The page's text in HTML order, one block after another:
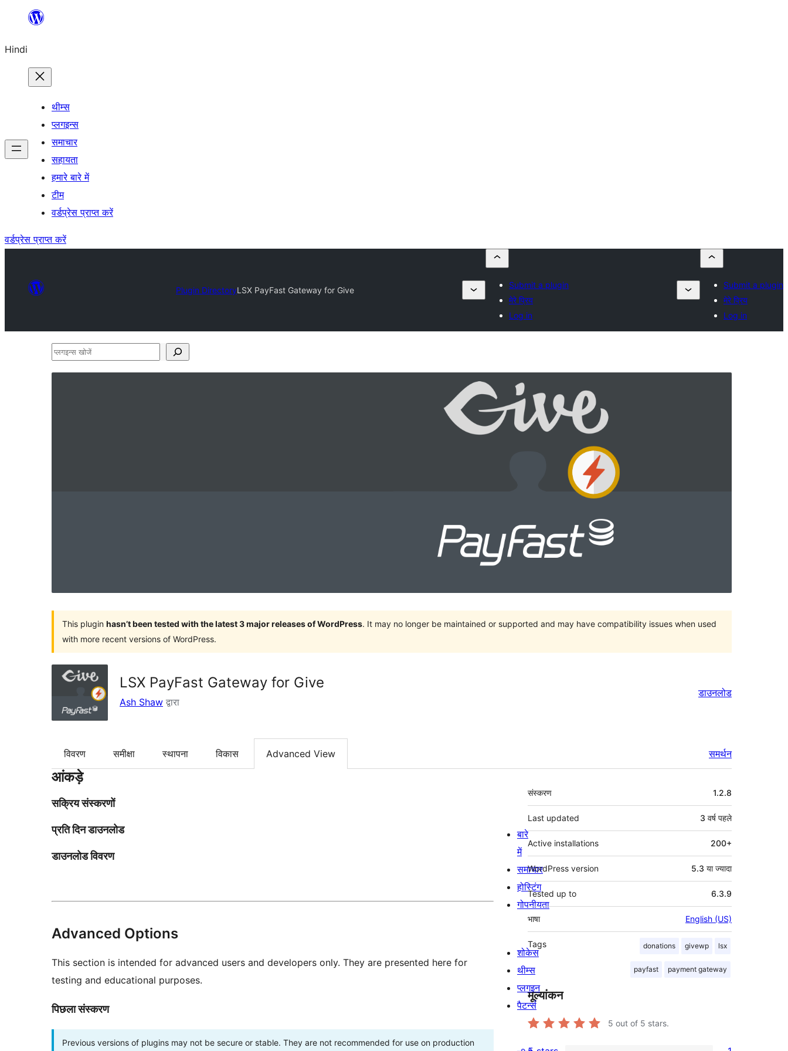
सामग्री
जाएं
Hindi
थीम्स
प्लगइन्स
समाचार
सहायता
हमारे बारे में
टीम
वर्डप्रेस प्राप्त करें
वर्डप्रेस प्राप्त करें
Plugin DirectoryLSX PayFast Gateway for Give
Submit a plugin
मेरे प्रिय
Log in
Submit a plugin
मेरे प्रिय
Log in
प्लगइन्स
This plugin hasn’t been tested with the latest 3 major releases of WordPress. It may no longer be maintained or supported and may have compatibility issues when used
with more recent versions of WordPress.
LSX PayFast Gateway for Give
Ash Shaw द्वारा
डाउनलोड
विवरण समीक्षा स्थापना विकास Advanced View समर्थन
आंकड़े
सक्रिय संस्करणों
प्रति दिन डाउनलोड
डाउनलोड विवरण
Advanced Options
This section is intended for advanced users and developers only. They are presented here for
testing and educational purposes.
पिछला संस्करण
Previous versions of plugins may not be secure or stable. They are not recommended for use on production
मेटा
संस्करण 1.2.8
Last updated 3 वर्ष पहले
Active installations 200+
WordPress version 5.3 या ज्यादा
Tested up to 6.3.9
भाषा English (US)
Tags donations givewp lsx
payfast payment gateway
मूल्यांकन
5 out of 5 stars.
बारे
में
समाचार
होस्टिंग
गोपनीयता
शोकेस
थीम्स
प्लगइन
पैटर्न्स